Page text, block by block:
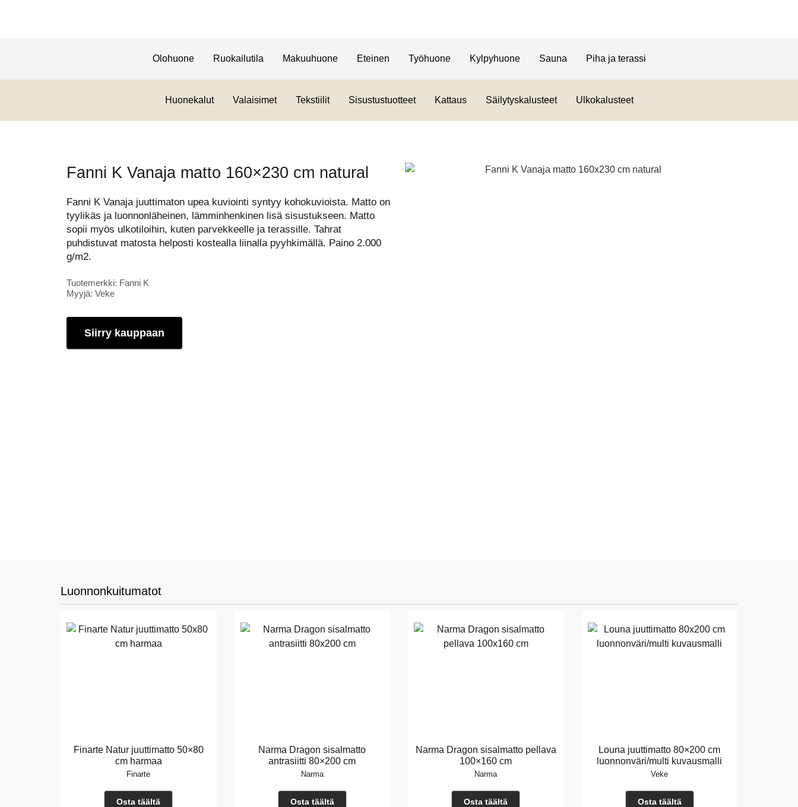
Olohuone Ruokailutila Makuuhuone Eteinen Työhuone Kylpyhuone Sauna Piha ja terassi
Huonekalut Valaisimet Tekstiilit Sisustustuotteet Kattaus Säilytyskalusteet Ulkokalusteet
Fanni K Vanaja matto 160×230 cm natural
Fanni K Vanaja juuttimaton upea kuviointi syntyy kohokuvioista. Matto on
tyylikäs ja luonnonläheinen, lämminhenkinen lisä sisustukseen. Matto
sopii myös ulkotiloihin, kuten parvekkeelle ja terassille. Tahrat
puhdistuvat matosta helposti kostealla liinalla pyyhkimällä. Paino 2.000
g/m2.
Tuotemerkki: Fanni K
Myyjä: Veke
Siirry kauppaan
Luonnonkuitumatot
Finarte Natur juuttimatto 50×80
cm harmaa
Finarte
Osta täältä
Narma Dragon sisalmatto
antrasiitti 80×200 cm
Narma
Osta täältä
Narma Dragon sisalmatto pellava
100×160 cm
Narma
Osta täältä
Louna juuttimatto 80×200 cm
luonnonväri/multi kuvausmalli
Veke
Osta täältä